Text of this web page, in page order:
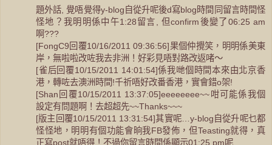
題外話, 覺唔覺得y-blog自從升呢後d寫blog時間同留言時間怪
怪地？我明明係中午1:28留言, 但confirm後變了06:25 am
啊???
[FongC9回覆10/16/2011 09:36:56]果個仲攪笑，明明係美東
岸，無啦啦改咗我去非洲！好彩見唔對路改返啫～
[雀后回覆10/15/2011 14:01:54]係我哋個時間本來由北京香
港，轉咗去澳洲時間!千祈唔好改番香港，實會錯o架!
[Shan回覆10/15/2011 13:37:05]eeeeeeee~~咁可能係我個
設定有問題啊！去超超先~~Thanks~~~
[版主回覆10/15/2011 13:31:54]其實呢…y-blog自從升呢乜都
怪怪地，明明有個功能會晌我FB發佈，但Teasting就得，真
正寫post就唔得！不過你留言時間係顯示01:25 pm呢